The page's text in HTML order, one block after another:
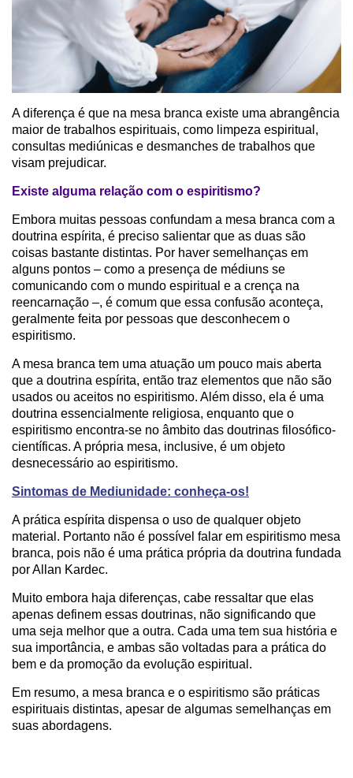
A diferença é que na mesa branca existe uma abrangência
maior de trabalhos espirituais, como limpeza espiritual,
consultas mediúnicas e desmanches de trabalhos que
visam prejudicar.
Existe alguma relação com o espiritismo?
Embora muitas pessoas confundam a mesa branca com a
doutrina espírita, é preciso salientar que as duas são
coisas bastante distintas. Por haver semelhanças em
alguns pontos – como a presença de médiuns se
comunicando com o mundo espiritual e a crença na
reencarnação –, é comum que essa confusão aconteça,
geralmente feita por pessoas que desconhecem o
espiritismo.
A mesa branca tem uma atuação um pouco mais aberta
que a doutrina espírita, então traz elementos que não são
usados ou aceitos no espiritismo. Além disso, ela é uma
doutrina essencialmente religiosa, enquanto que o
espiritismo encontra-se no âmbito das doutrinas filosófico-
científicas. A própria mesa, inclusive, é um objeto
desnecessário ao espiritismo.
Sintomas de Mediunidade: conheça-os!
A prática espírita dispensa o uso de qualquer objeto
material. Portanto não é possível falar em espiritismo mesa
branca, pois não é uma prática própria da doutrina fundada
por Allan Kardec.
Muito embora haja diferenças, cabe ressaltar que elas
apenas definem essas doutrinas, não significando que
uma seja melhor que a outra. Cada uma tem sua história e
sua importância, e ambas são voltadas para a prática do
bem e da promoção da evolução espiritual.
Em resumo, a mesa branca e o espiritismo são práticas
espirituais distintas, apesar de algumas semelhanças em
suas abordagens.